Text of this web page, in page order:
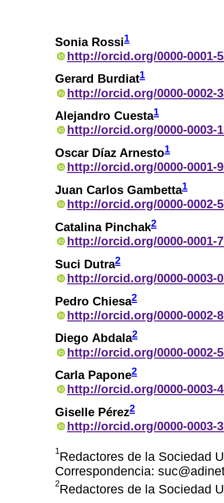
Sonia Rossi1
http://orcid.org/0000-0001-
Gerard Burdiat1
http://orcid.org/0000-0002-
Alejandro Cuesta1
http://orcid.org/0000-0003-
Oscar Díaz Arnesto1
http://orcid.org/0000-0001-
Juan Carlos Gambetta1
http://orcid.org/0000-0002-
Catalina Pinchak2
http://orcid.org/0000-0001-
Suci Dutra2
http://orcid.org/0000-0003-
Pedro Chiesa2
http://orcid.org/0000-0002-
Diego Abdala2
http://orcid.org/0000-0002-
Carla Papone2
http://orcid.org/0000-0003-
Giselle Pérez2
http://orcid.org/0000-0003-
1Redactores de la Sociedad
Correspondencia:
2Redactores de la Sociedad